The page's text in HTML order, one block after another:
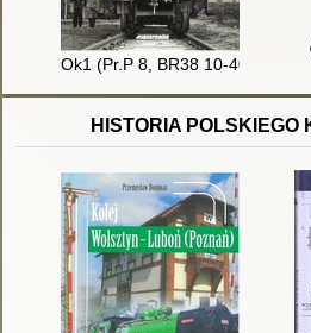
Ok1 (Pr.P 8, BR38 10-40) :
HISTORIA POLSKIEGO